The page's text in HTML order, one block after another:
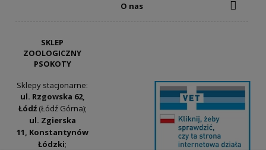
O nas
SKLEP
ZOOLOGICZNY
PSOKOTY
Sklepy stacjonarne:
ul. Rzgowska 62,
Łódź(Łódź Górna);
ul. Zgierska
11, Konstantynów
Łódzki;